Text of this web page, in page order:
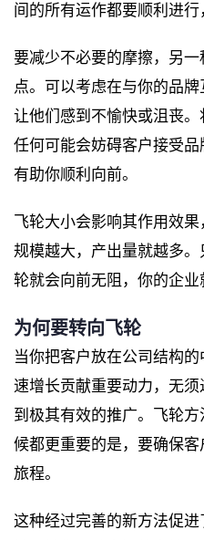
间的所有运作都要顺利进行
要减少不必要的摩擦，另
点。可以考虑在与你的品
让他们感到不愉快或沮丧
任何可能会妨碍客户接受
有助你顺利向前。
飞轮大小会影响其作用效
规模越大，产出量就越多
轮就会向前无阻，你的企业
为何要转向飞轮
当你把客户放在公司结构
速增长贡献重要动力，无
到极其有效的推广。飞轮
候都更重要的是，要确保
旅程。
这种经过完善的新方法促